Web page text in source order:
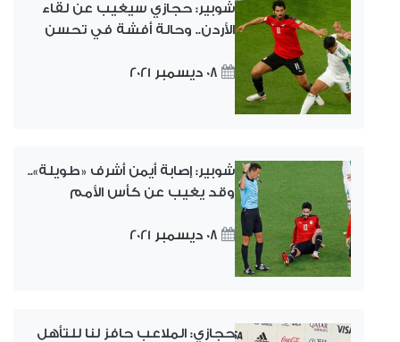
شوبير: حجازي سيغيب عن لقاء
الأردن.. وحالة أفشة في تحسن
08 ديسمبر 2021
شوبير: إصابة أيمن أشرف «طويلة»..
وقد يغيب عن كأس الأمم
08 ديسمبر 2021
حجازي: الملاعب حافز لنا للتأهل